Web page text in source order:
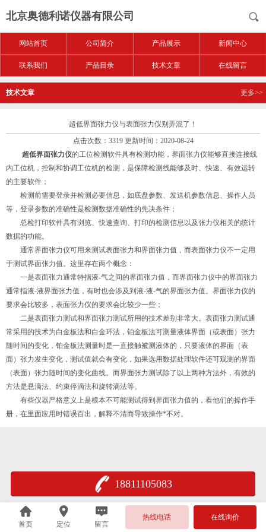
北京奥德利诺仪器有限公司
网站首页 公司简介 产品展示 新闻中心
联系我们 产品目录 技术文章 在线留言
技术文章 更多>>
超低界面张力仪与表面张力仪别弄混了！
点击次数：3319 更新时间：2020-08-24
超低界面张力仪的工位检测软件具有检测功能，界面张力仪能够直接连接线
内工位机，控制和协调工位机的检测，是保障检测线能够及时、快速、有效运转
的主要软件；
检测前需要登录并检测必要信息，如底盘参数、发送机参数信息、操作人员
等，登录参数的准确性是检测数据准确性的先决条件；
总检打印软件具有浏览、快速查询、打印的检测信息以及张力仪相关的统计
数据的功能。
通常界面张力仪可用来测试表面张力和界面张力值，而表面张力仪不一定用
于测试界面张力值。这里存在两个概念：
一是表面张力通常特指液-气之间的界面张力值，而界面张力仪中的界面张力
通常指液-液界面张力值，有时也会涉及到液-液-气的界面张力值。界面张力仪的
要求会比较多，表面张力仪的要求会比较少一些；
二是表面张力测试和界面张力测试所用的技术差别非常大。表面张力测试通
常采用的技术为白金板法和白金环法，铂金板法可测量液体界面（或表面）张力
随时间的变化，铂金板法测量时是一直接触被测液体的，只要液体的界面（表
面）张力发生变化，测试值就会有变化，如果选用数据处理软件还可观测的界面
（表面）张力随时间的变化曲线。而界面张力测试除了以上两种方法外，有效的
方法是悬滴法、约束停滴法和旋转滴法等。
有些仪器严格意义上是根本不可能测试得到界面张力值的，看他们的操作手
册，在里面应用时错误百出，解释不清而导致操作*不对。
18811105083
首页 定位 留言
热线电话 在线询价